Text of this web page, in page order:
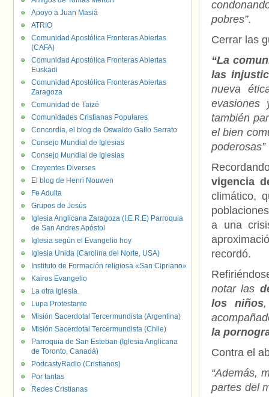
pobres”.
Cerrar las
“La
las
nueva
también
el bien
poderosas”
vigencia
climático,
a una
recordó.
notar las
los niños,
la
Contra el
“Además,
partes del
Apoyo a Juan Masiá
ATRIO
Comunidad Apostólica Fronteras Abiertas
(CAFA)
Comunidad Apostólica Fronteras Abiertas
Euskadi
Comunidad Apostólica Fronteras Abiertas
Zaragoza
Comunidad de Taizé
Comunidades Cristianas Populares
Concordia, el blog de Oswaldo Gallo Serrato
Consejo Mundial de Iglesias
Consejo Mundial de Iglesias
Creyentes Diverses
El blog de Henri Nouwen
Fe Adulta
Grupos de Jesús
Iglesia Anglicana Zaragoza (I.E.R.E) Parroquia
de San Andres Apóstol
Iglesia según el Evangelio hoy
Iglesia Unida (Carolina del Norte, USA)
Instituto de Formación religiosa «San Cipriano»
Kairos Evangelio
La otra Iglesia.
Lupa Protestante
Misión Sacerdotal Tercermundista (Argentina)
Misión Sacerdotal Tercermundista (Chile)
Parroquia de San Esteban (Iglesia Anglicana
de Toronto, Canadá)
PodcastyRadio (Cristianos)
Por tantas
Redes Cristianas